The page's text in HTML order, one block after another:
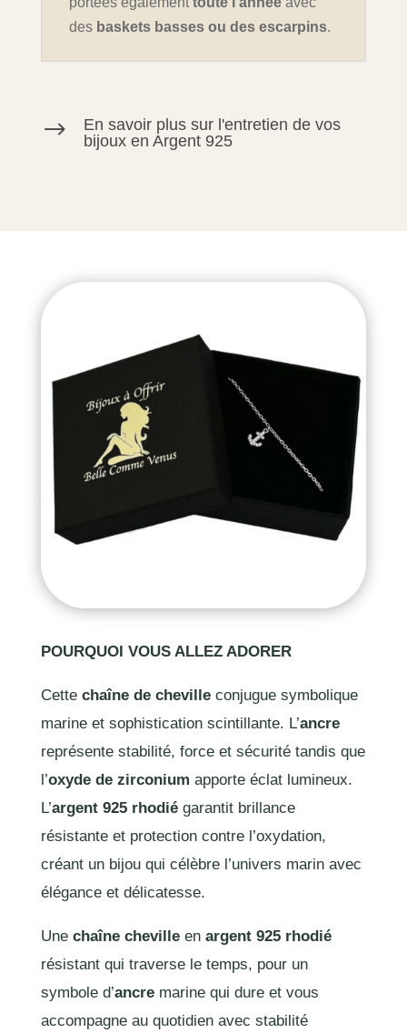
des baskets basses ou des escarpins.
$
En savoir plus sur l'entretien de vos
bijoux en Argent 925
POURQUOI VOUS ALLEZ ADORER
Cette chaîne de chevilleconjugue symbolique
marine et sophistication scintillante. L’ancre
représente stabilité, force et sécurité tandis que
l’oxyde de zirconium apporte éclat lumineux.
L’argent 925 rhodiégarantit brillance
résistante et protection contre l’oxydation,
créant un bijou qui célèbre l’univers marin avec
élégance et délicatesse.
Une chaîne chevilleen argent 925 rhodié
résistant qui traverse le temps, pour un
symbole d’ancremarine qui dure et vous
accompagne au quotidien avec stabilité